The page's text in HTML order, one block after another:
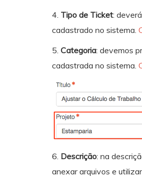
4. Tipo de Ticket:
cadastrado no sistema.
5. Categoria: devemos
cadastrada no sistema.
6. Descrição: na
anexar arquivos e